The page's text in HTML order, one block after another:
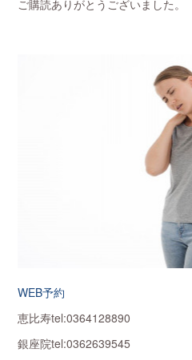
ご購読ありがとうございました。
WEB予約
恵比寿tel:0364128890
銀座院tel:0362639545